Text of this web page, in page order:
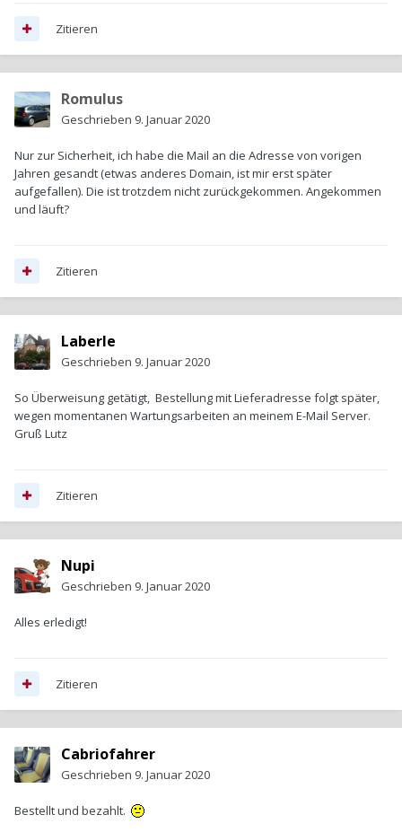
Zitieren
Romulus
Geschrieben 9. Januar 2020
Nur zur Sicherheit, ich habe die Mail an die Adresse von vorigen
Jahren gesandt (etwas anderes Domain, ist mir erst später
aufgefallen). Die ist trotzdem nicht zurückgekommen. Angekommen
und läuft?
Zitieren
Laberle
Geschrieben 9. Januar 2020
So Überweisung getätigt, Bestellung mit Lieferadresse folgt später,
wegen momentanen Wartungsarbeiten an meinem E-Mail Server.
Gruß Lutz
Zitieren
Nupi
Geschrieben 9. Januar 2020
Alles erledigt!
Zitieren
Cabriofahrer
Geschrieben 9. Januar 2020
Bestellt und bezahlt.